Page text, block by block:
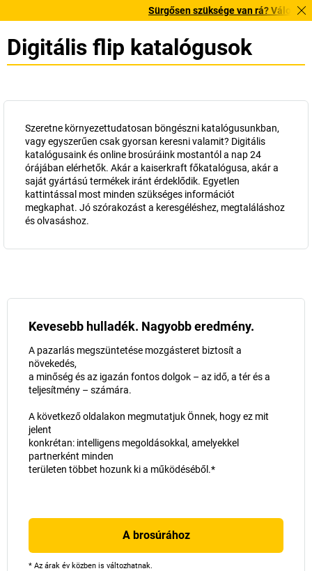
Sürgősen szüksége van rá? Válogatott
Digitális flip katalógusok
Szeretne környezettudatosan böngészni katalógusunkban,
vagy egyszerűen csak gyorsan keresni valamit? Digitális
katalógusaink és online brosúráink mostantól a nap 24
órájában elérhetők. Akár a kaiserkraft főkatalógusa, akár a
saját gyártású termékek iránt érdeklődik. Egyetlen
kattintással most minden szükséges információt
megkaphat. Jó szórakozást a keresgéléshez, megtaláláshoz
és olvasáshoz.
Kevesebb hulladék. Nagyobb eredmény.
A pazarlás megszüntetése mozgásteret biztosít a
növekedés,
a minőség és az igazán fontos dolgok – az idő, a tér és a
teljesítmény – számára.
A következő oldalakon megmutatjuk Önnek, hogy ez mit
jelent
konkrétan: intelligens megoldásokkal, amelyekkel
partnerként minden
területen többet hozunk ki a működéséből.*
A brosúrához
* Az árak év közben is változhatnak.